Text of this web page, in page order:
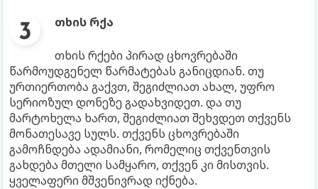
თხის რქა
თხის რქები პირად ცხოვრებაში
წარმოუდგენელ წარმატებას განიცდიან. თუ
ურთიერთობა გაქვთ, შეგიძლიათ ახალ, უფრო
სერიოზულ დონეზე გადახვიდეთ. და თუ
მარტოხელა ხართ, შეგიძლიათ შეხვდეთ თქვენს
მონათესავე სულს. თქვენს ცხოვრებაში
გამოჩნდება ადამიანი, რომელიც თქვენთვის
გახდება მთელი სამყარო, თქვენ კი მისთვის.
ყველაფერი მშვენივრად იქნება.